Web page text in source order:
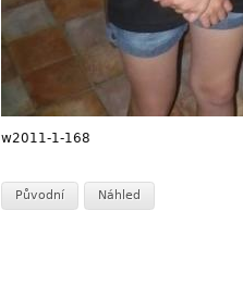
w2011-1-168
Původní Náhled